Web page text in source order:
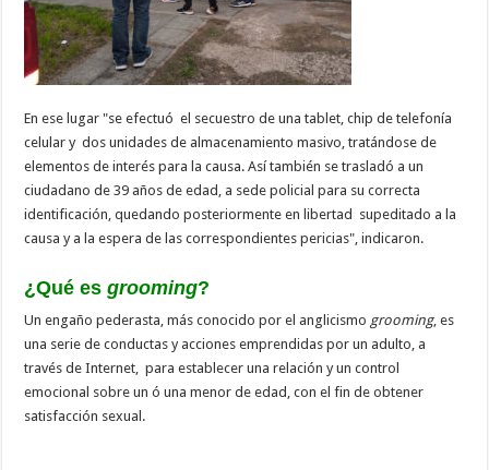
En ese lugar "se efectuó el secuestro de una tablet, chip de telefonía
celular y dos unidades de almacenamiento masivo, tratándose de
elementos de interés para la causa. Así también se trasladó a un
ciudadano de 39 años de edad, a sede policial para su correcta
identificación, quedando posteriormente en libertad supeditado a la
causa y a la espera de las correspondientes pericias", indicaron.
¿Qué esgrooming?
Un engaño pederasta, más conocido por el anglicismo grooming, es
una serie de conductas y acciones emprendidas por un adulto, a
través de Internet, para establecer una relación y un control
emocional sobre un ó una menor de edad, con el fin de obtener
satisfacción sexual.